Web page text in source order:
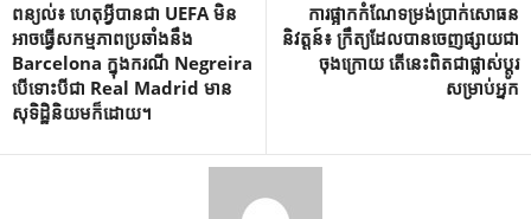
ពន្យល់៖ ហេតុអ្វីបានជា UEFA មិន
អាចធ្វើសកម្មភាពប្រឆាំងនឹង
Barcelona ក្នុងករណី Negreira
បើទោះបីជា Real Madrid មាន
សុទិដ្ឋិនិយមក៏ដោយ។
ការផ្អាកកំណែទម្រង់ប្រាក់សោធន
និវត្តន៍៖ ក្រឹត្យដែលបានចេញផ្សាយជា
ចុងក្រោយ តើនេះពិតជាផ្លាស់ប្តូរ
សម្រាប់អ្នក